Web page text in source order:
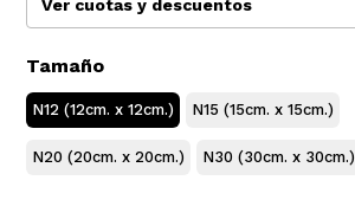
Ver cuotas y descuentos
Tamaño
N12 (12cm. x 12cm.) N15 (15cm. x 15cm.)
N20 (20cm. x 20cm.) N30 (30cm. x 30cm.)